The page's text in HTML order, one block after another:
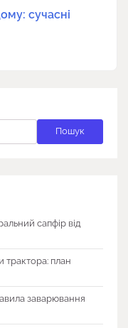
сучасні
Пошук
сапфір від
трактора: план
заварювання